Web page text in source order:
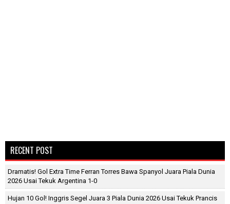
RECENT POST
Dramatis! Gol Extra Time Ferran Torres Bawa Spanyol Juara Piala Dunia
2026 Usai Tekuk Argentina 1-0
Hujan 10 Gol! Inggris Segel Juara 3 Piala Dunia 2026 Usai Tekuk Prancis